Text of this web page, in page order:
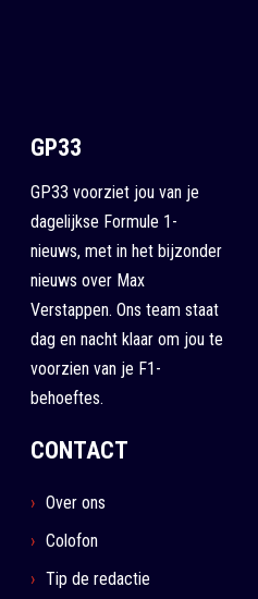
GP33
GP33 voorziet jou van je
dagelijkse Formule 1-
nieuws, met in het bijzonder
nieuws over Max
Verstappen. Ons team staat
dag en nacht klaar om jou te
voorzien van je F1-
behoeftes.
CONTACT
Over ons
Colofon
Tip de redactie